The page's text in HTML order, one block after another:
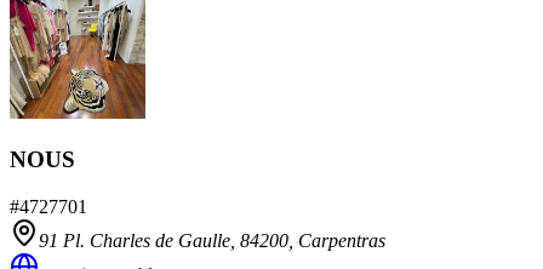
NOUS
#4727701
91 Pl. Charles de Gaulle, 84200 Carpentras